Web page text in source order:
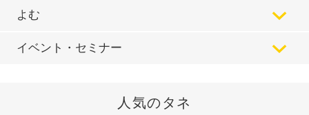
よむ
イベント・セミナー
人気のタネ